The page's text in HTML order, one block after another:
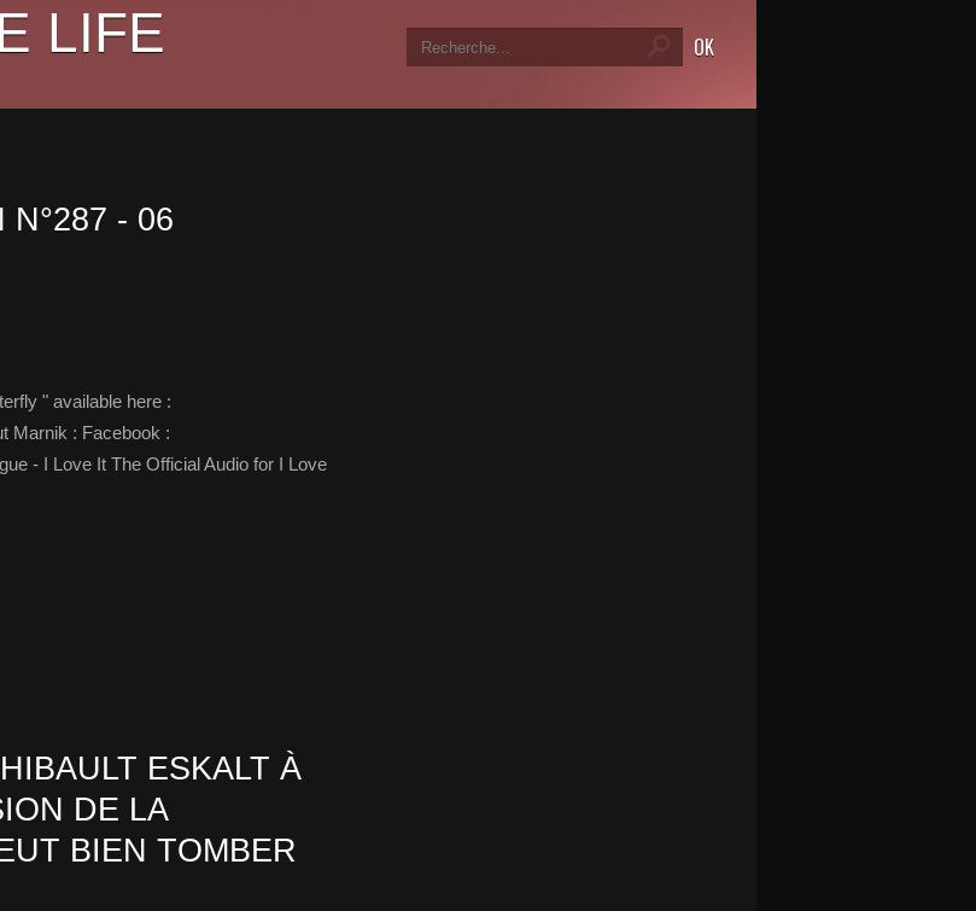
LIFE
N°287 - 06
" available here :
Marnik : Facebook :
- I Love It The Official Audio for I Love
ESKALT À
DE LA
BIEN TOMBER